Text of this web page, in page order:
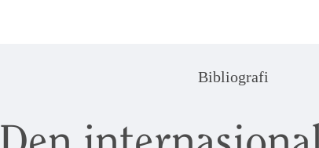
Bibliografi